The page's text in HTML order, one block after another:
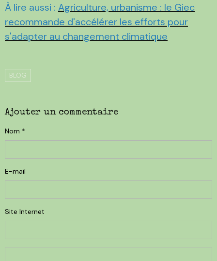
À lire aussi : Agriculture, urbanisme : le Giec
recommande d'accélérer les efforts pour
s'adapter au changement climatique
BLOG
Ajouter un commentaire
Nom
E-mail
Site Internet